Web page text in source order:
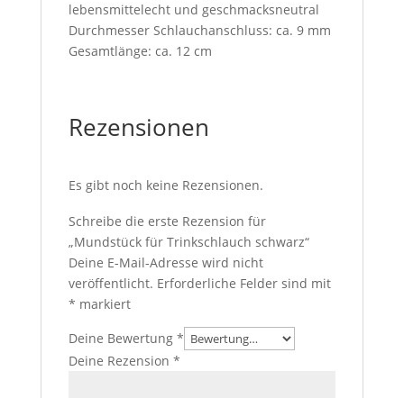
lebensmittelecht und geschmacksneutral
Durchmesser Schlauchanschluss: ca. 9 mm
Gesamtlänge: ca. 12 cm
Rezensionen
Es gibt noch keine Rezensionen.
Schreibe die erste Rezension für
„Mundstück für Trinkschlauch schwarz“
Deine E-Mail-Adresse wird nicht
veröffentlicht. Erforderliche Felder sind mit
* markiert
Deine Bewertung *
Deine Rezension *